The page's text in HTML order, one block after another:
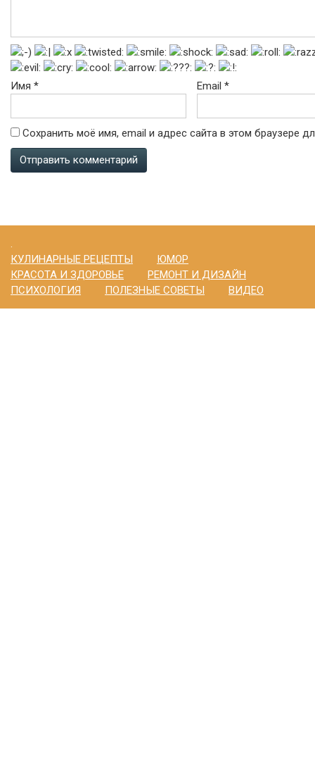
Имя * Email*
Сохранить моё имя, email и адрес сайта в этом браузере
.
КУЛИНАРНЫЕ РЕЦЕПТЫ
ЮМОР
КРАСОТА И ЗДОРОВЬЕ
РЕМОНТ И ДИЗАЙН
ПСИХОЛОГИЯ
ПОЛЕЗНЫЕ СОВЕТЫ ВИДЕО